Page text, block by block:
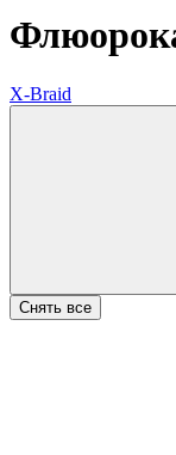
X-Braid
Снять все